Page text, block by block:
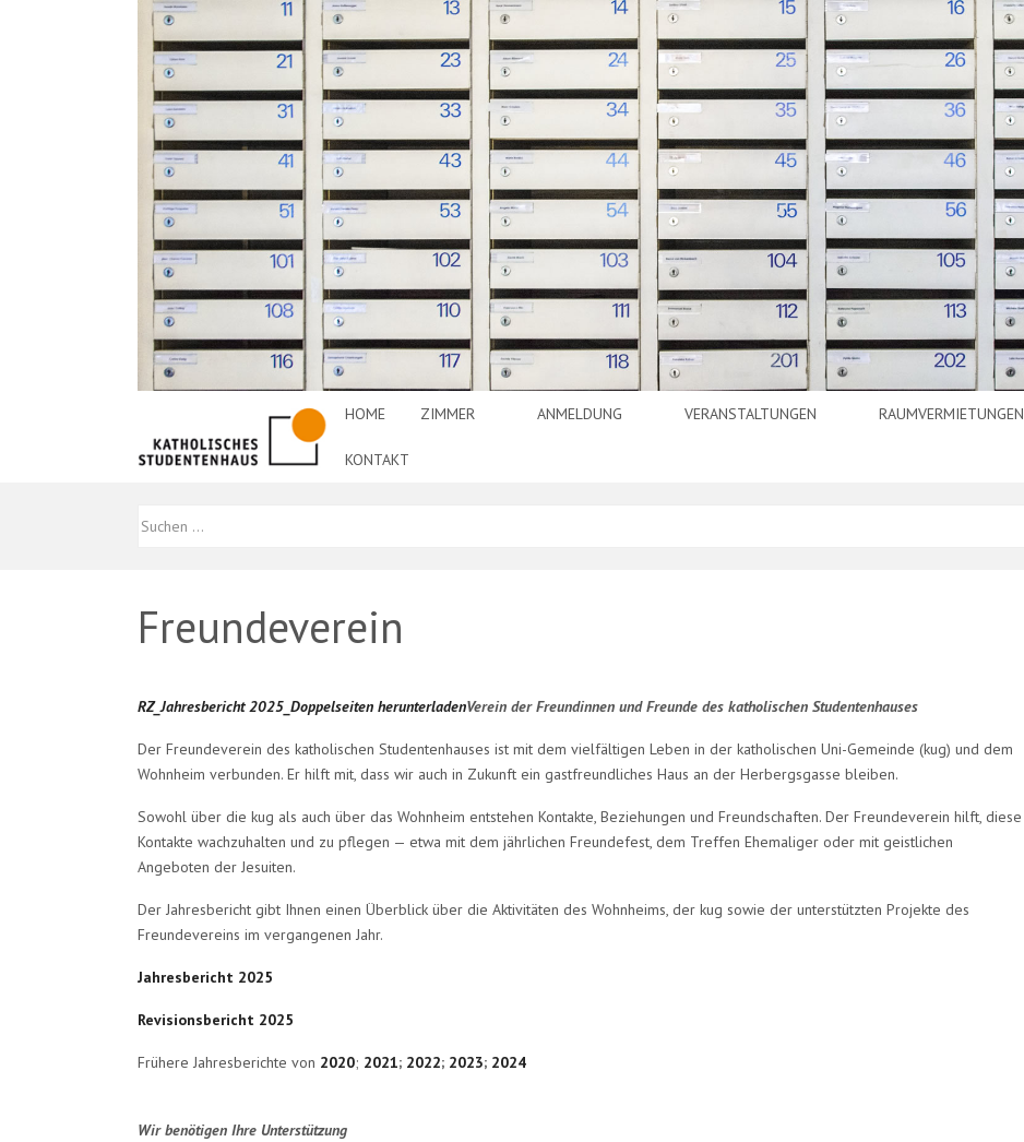
HOME ZIMMER ANMELDUNG VERANSTALTUNGEN RAUMVERMIETUNGEN
KONTAKT
Freundeverein
RZ_Jahresbericht 2025_Doppelseiten herunterladenVerein der Freundinnen und Freunde des katholischen Studentenhauses
Der Freundeverein des katholischen Studentenhauses ist mit dem vielfältigen Leben in der katholischen Uni-Gemeinde (kug) und dem
Wohnheim verbunden. Er hilft mit, dass wir auch in Zukunft ein gastfreundliches Haus an der Herbergsgasse bleiben.
Sowohl über die kug als auch über das Wohnheim entstehen Kontakte, Beziehungen und Freundschaften. Der Freundeverein hilft, diese
Kontakte wachzuhalten und zu pflegen — etwa mit dem jährlichen Freundefest, dem Treffen Ehemaliger oder mit geistlichen
Angeboten der Jesuiten.
Der Jahresbericht gibt Ihnen einen Überblick über die Aktivitäten des Wohnheims, der kug sowie der unterstützten Projekte des
Freundevereins im vergangenen Jahr.
Jahresbericht 2025
Revisionsbericht 2025
Frühere Jahresberichte von 2020; 2021; 2022; 2023; 2024
Wir benötigen Ihre Unterstützung